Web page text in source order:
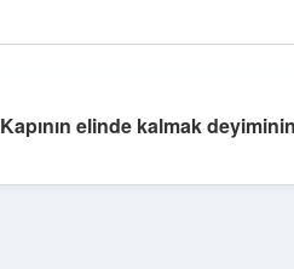
Kapının elinde kalmak